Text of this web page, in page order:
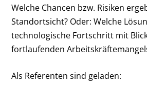
Welche Chancen bzw. Risiken
Standortsicht? Oder: Welche
technologische Fortschritt mit
fortlaufenden
Als Referenten sind geladen: